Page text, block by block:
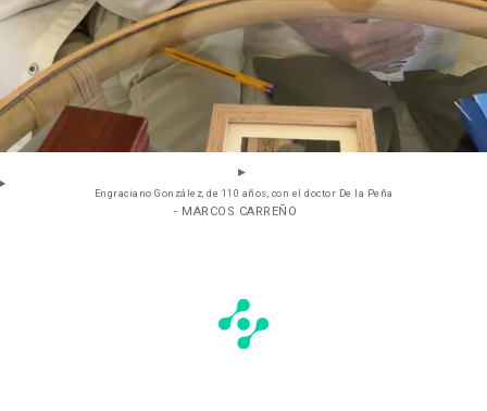
Engraciano González, de 110 años, con el doctor De la Peña
- MARCOS CARREÑO